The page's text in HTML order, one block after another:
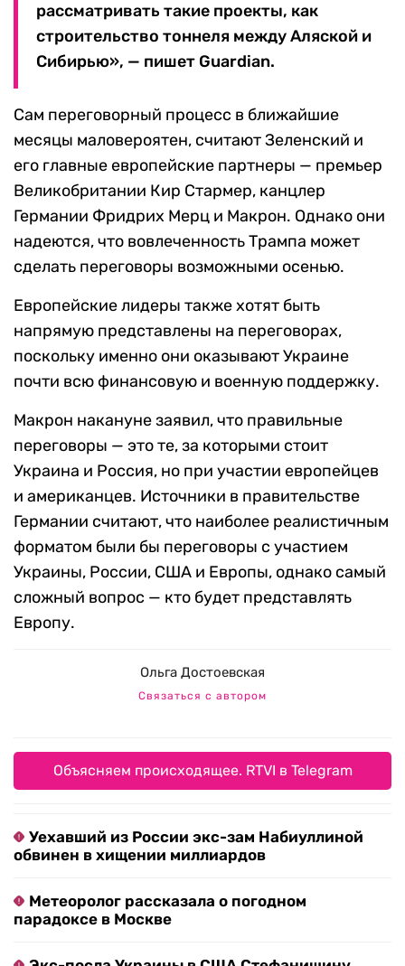
рассматривать такие проекты, как
строительство тоннеля между Аляской и
Сибирью», — пишет Guardian.
Сам переговорный процесс в ближайшие
месяцы маловероятен, считают Зеленский и
его главные европейские партнеры — премьер
Великобритании Кир Стармер, канцлер
Германии Фридрих Мерц и Макрон. Однако они
надеются, что вовлеченность Трампа может
сделать переговоры возможными осенью.
Европейские лидеры также хотят быть
напрямую представлены на переговорах,
поскольку именно они оказывают Украине
почти всю финансовую и военную поддержку.
Макрон накануне заявил, что правильные
переговоры — это те, за которыми стоит
Украина и Россия, но при участии европейцев
и американцев. Источники в правительстве
Германии считают, что наиболее реалистичным
форматом были бы переговоры с участием
Украины, России, США и Европы, однако самый
сложный вопрос — кто будет представлять
Европу.
Ольга Достоевская
Связаться с автором
Объясняем происходящее. RTVI в Telegram
Уехавший из России экс-зам Набиуллиной
обвинен в хищении миллиардов
Метеоролог рассказала о погодном
парадоксе в Москве